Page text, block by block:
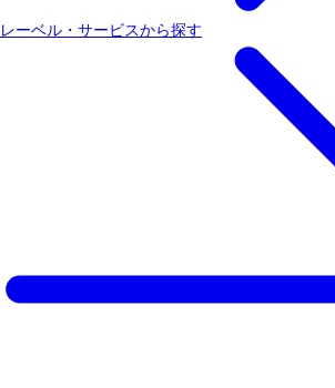
レーベル・サービスから探す